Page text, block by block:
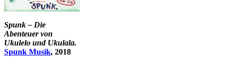
Spunk – Die
Abenteuer von
Ukulelo und Ukulala.
Spunk Musik, 2018